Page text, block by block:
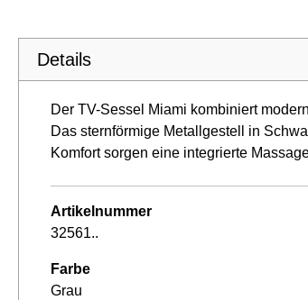
Details
Der TV-Sessel Miami kombiniert
Das sternförmige Metallgestell in
Komfort sorgen eine integrierte
Artikelnummer
32561..
Farbe
Grau